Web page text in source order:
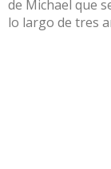
de Michael que
lo largo de tres